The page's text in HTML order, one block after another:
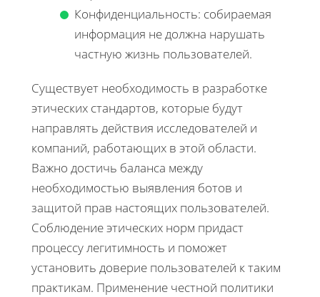
Конфиденциальность: собираемая
информация не должна нарушать
частную жизнь пользователей.
Существует необходимость в разработке
этических стандартов, которые будут
направлять действия исследователей и
компаний, работающих в этой области.
Важно достичь баланса между
необходимостью выявления ботов и
защитой прав настоящих пользователей.
Соблюдение этических норм придаст
процессу легитимность и поможет
установить доверие пользователей к таким
практикам. Применение честной политики